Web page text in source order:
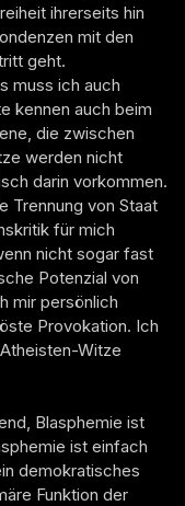
ihrerseits hin
mit den
geht.
muss ich auch
kennen auch beim
die zwischen
werden nicht
darin vorkommen.
Trennung von Staat
für mich
nicht sogar fast
Potenzial von
mir persönlich
Provokation. Ich
Witze
Blasphemie ist
ist einfach
demokratisches
Funktion der